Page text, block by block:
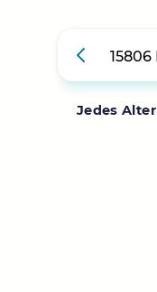
Jedes Alter